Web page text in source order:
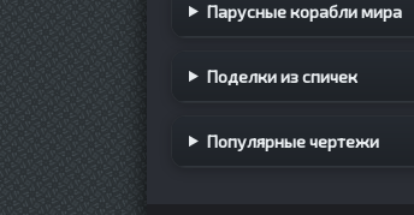
Парусные корабли мира
Поделки из спичек
Популярные чертежи